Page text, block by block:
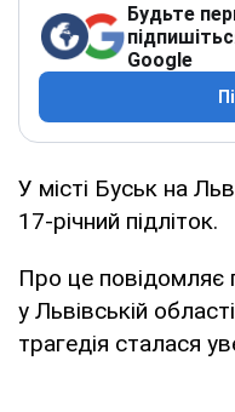
Будьте
Google
У місті Буськ на
17-річний підліток.
Про це повідомляє
у Львівській
трагедія сталася